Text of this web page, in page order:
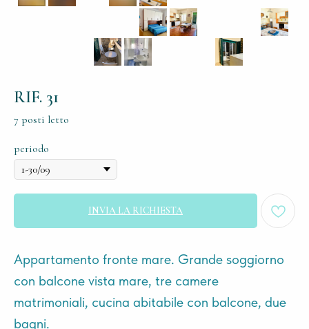
RIF. 31
7 posti letto
periodo
INVIA LA RICHIESTA
Appartamento fronte mare. Grande soggiorno
con balcone vista mare, tre camere
matrimoniali, cucina abitabile con balcone, due
bagni.